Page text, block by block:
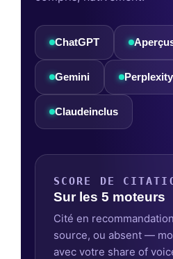
ChatGPT
Gemini Perplexity
Claudeinclus
SCORE DE
Sur les 5 moteurs
Cité en
source, ou absent —
avec votre share of